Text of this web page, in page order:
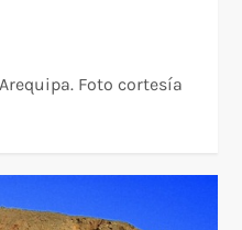
Foto cortesía